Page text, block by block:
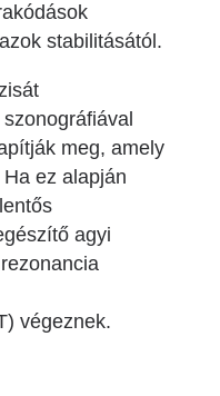
stabilitásától.
meg, amely
ez alapján
agyi
végeznek.